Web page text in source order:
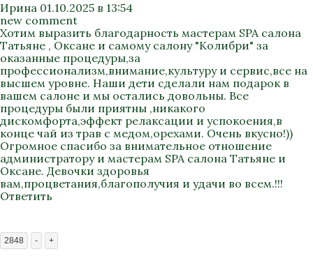
Ирина 01.10.2025 в 13:54
new comment
Хотим выразить благодарность мастерам SPA салона
Татьяне , Оксане и самому салону "Колибри" за
оказанные процедуры,за
профессионализм,внимание,культуру и сервис,все на
высшем уровне. Наши дети сделали нам подарок в
вашем салоне и мы остались довольны. Все
процедуры были приятны ,никакого
дискомфорта,эффект релаксации и успокоения,в
конце чай из трав с медом,орехами. Очень вкусно!))
Огромное спасибо за внимательное отношение
администратору и мастерам SPA салона Татьяне и
Оксане. Девочки здоровья
вам,процветания,благополучия и удачи во всем.!!!
Ответить
2848 - +